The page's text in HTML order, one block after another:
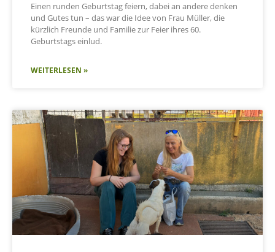
Einen runden Geburtstag feiern, dabei an andere denken
und Gutes tun – das war die Idee von Frau Müller, die
kürzlich Freunde und Familie zur Feier ihres 60.
Geburtstags einlud.
WEITERLESEN »